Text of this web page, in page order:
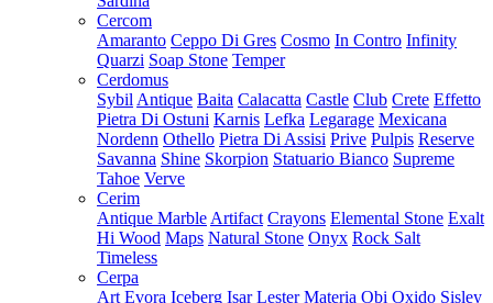
Cercom
Amaranto Ceppo Di Gres Cosmo In Contro Infinity
Quarzi Soap Stone Temper
Cerdomus
Sybil Antique Baita Calacatta Castle Club Crete Effetto
Pietra Di Ostuni Karnis Lefka Legarage Mexicana
Nordenn Othello Pietra Di Assisi Prive Pulpis Reserve
Savanna Shine Skorpion Statuario Bianco Supreme
Tahoe Verve
Cerim
Antique Marble Artifact Crayons Elemental Stone Exalt
Hi Wood Maps Natural Stone Onyx Rock Salt
Timeless
Cerpa
Art Evora Iceberg Isar Lester Materia Obi Oxido Sisley